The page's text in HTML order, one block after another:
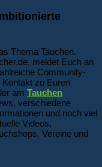
Thema Tauchen.
meldet Euch an
Community-
Kontakt zu Euren
am Tauchen
verschiedene
und noch viel
Videos,
Vereine und